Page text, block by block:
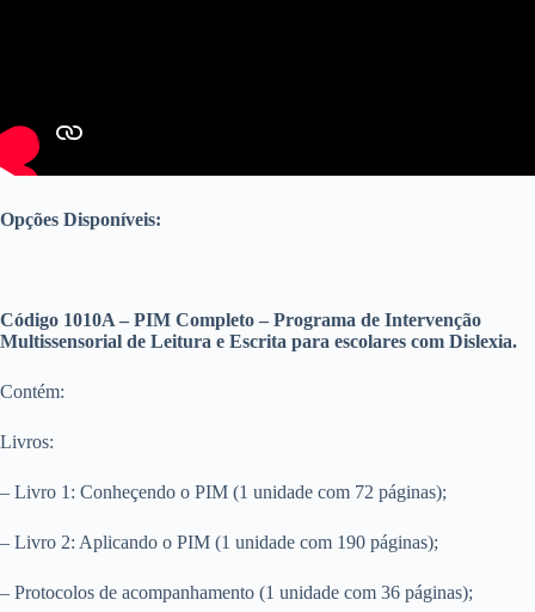
Opções Disponíveis:
Código 1010A – PIM Completo – Programa de Intervenção
Multissensorial de Leitura e Escrita para escolares com Dislexia.
Contém:
Livros:
– Livro 1: Conheçendo o PIM (1 unidade com 72 páginas);
– Livro 2: Aplicando o PIM (1 unidade com 190 páginas);
– Protocolos de acompanhamento (1 unidade com 36 páginas);